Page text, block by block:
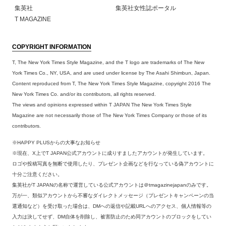
集英社
集英社女性誌ポータル
T MAGAZINE
COPYRIGHT INFORMATION
T, The New York Times Style Magazine, and the T logo are trademarks of The New
York Times Co., NY, USA, and are used under license by The Asahi Shimbun, Japan.
Content reproduced from T, The New York Times Style Magazine, copyright 2016 The
New York Times Co. and/or its contributors, all rights reserved.
The views and opinions expressed within T JAPAN The New York Times Style
Magazine are not necessarily those of The New York Times Company or those of its
contributors.
※HAPPY PLUSからの大事なお知らせ
※現在、X上でT JAPAN公式アカウントに成りすましたアカウントが発生しています。
ロゴや投稿写真を無断で使用したり、プレゼント企画などを行なっている偽アカウントに
十分ご注意ください。
集英社がT JAPANの名称で運営している公式アカウントは＠tmagazinejapanのみです。
万が一、類似アカウントから不審なダイレクトメッセージ（プレゼントキャンペーンの当
選通知など）を受け取った場合は、DMへの返信や記載URLへのアクセス、個人情報等の
入力は決してせず、DM自体を削除し、被害防止のため同アカウントのブロックをしてい